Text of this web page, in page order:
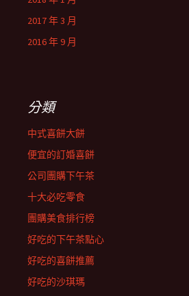
2017 年 3 月
2016 年 9 月
分類
中式喜餅大餅
便宜的訂婚喜餅
公司團購下午茶
十大必吃零食
團購美食排行榜
好吃的下午茶點心
好吃的喜餅推薦
好吃的沙琪瑪